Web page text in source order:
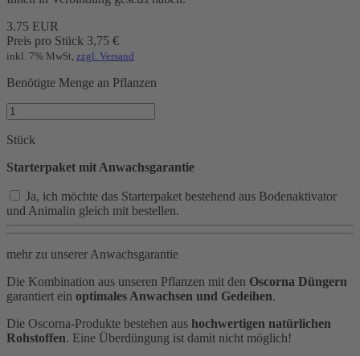
3.75 EUR
Preis pro Stück 3,75 €
inkl. 7% MwSt, zzgl. Versand
Benötigte Menge an Pflanzen
Stück
Starterpaket mit Anwachsgarantie
Ja, ich möchte das Starterpaket bestehend aus Bodenaktivator
und Animalin gleich mit bestellen.
mehr zu unserer Anwachsgarantie
Die Kombination aus unseren Pflanzen mit den Oscorna Düngern
garantiert ein optimales Anwachsen und Gedeihen.
Die Oscorna-Produkte bestehen aus hochwertigen natürlichen
Rohstoffen. Eine Überdüngung ist damit nicht möglich!